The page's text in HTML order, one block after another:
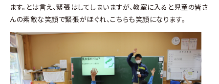
ます。とは言え、緊張はしてしまいますが、教室に入ると児童の皆さ
んの素敵な笑顔で緊張がほぐれ、こちらも笑顔になります。